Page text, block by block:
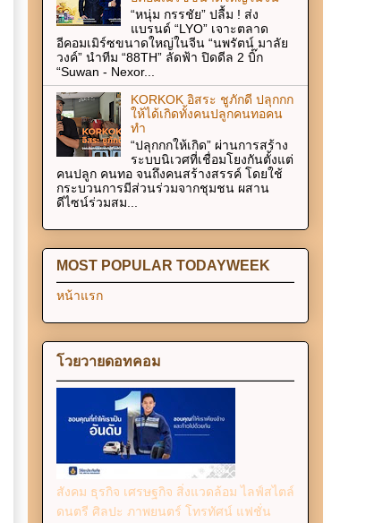
“หนุ่ม กรรชัย” ปลื้ม ! ส่ง
แบรนด์ “LYO” เจาะตลาด
อีคอมเมิร์ซขนาดใหญ่ในจีน “นพรัตน์ มาลัย
วงค์” นำทีม “88TH” ลัดฟ้า ปิดดีล 2 บิ๊ก
“Suwan - Nexor...
KORKOK อิสระ ชูภักดี ปลุกกก
ให้ได้เกิดทั้งคนปลูกคนทอคน
ทำ
“ปลุกกกให้เกิด” ผ่านการสร้าง
ระบบนิเวศที่เชื่อมโยงกันตั้งแต่
คนปลูก คนทอ จนถึงคนสร้างสรรค์ โดยใช้
กระบวนการมีส่วนร่วมจากชุมชน ผสาน
ดีไซน์ร่วมสม...
MOST POPULAR TODAYWEEK
หน้าแรก
โวยวายดอทคอม
สังคม ธุรกิจ เศรษฐกิจ สิ่งแวดล้อม ไลฟ์สไตล์
ดนตรี ศิลปะ ภาพยนตร์ โทรทัศน์ แฟชั่น